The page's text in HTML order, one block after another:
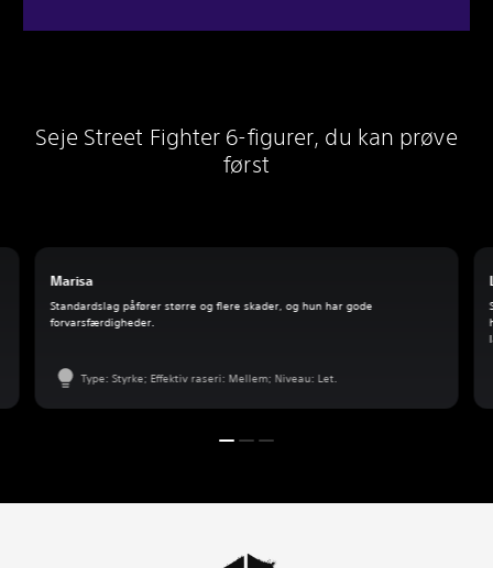
Seje Street Fighter 6-figurer, du kan prøve
først
Marisa
Standardslag påfører større og flere skader, og hun har gode
forvarsfærdigheder.
Type: Styrke; Effektiv raseri: Mellem; Niveau: Let.